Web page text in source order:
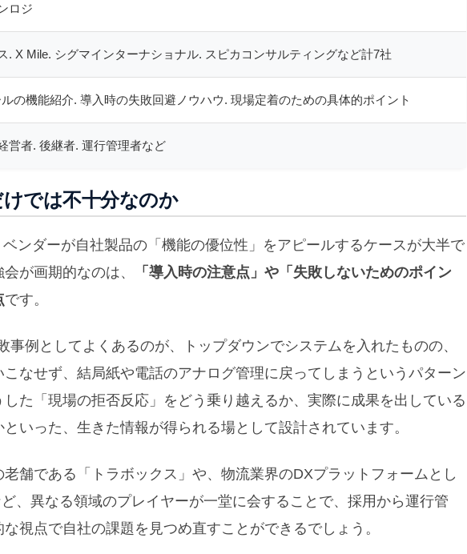
ロジ
. X Mile. シグマインターナショナル. スピカコンサルティングなど計7社
の機能紹介. 導入時の失敗回避ノウハウ. 現場定着のための具体的ポイント
営者. 後継者. 運行管理者など
では不十分なのか
ンダーが自社製品の「機能の優位性」をアピールするケースが大半で
が画期的なのは、
「導入時の注意点」や「失敗しないためのポイン
です。
事例としてよくあるのが、トップダウンでシステムを入れたものの、
こなせず、結局紙や電話のアナログ管理に戻ってしまうというパターン
た「現場の拒否反応」をどう乗り越えるか、実際に成果を出している
いった、生きた情報が得られる場として設計されています。
舗である「トラボックス」や、物流業界のDXプラットフォームとし
、異なる領域のプレイヤーが一堂に会することで、採用から運行管
視点で自社の課題を見つめ直すことができるでしょう。